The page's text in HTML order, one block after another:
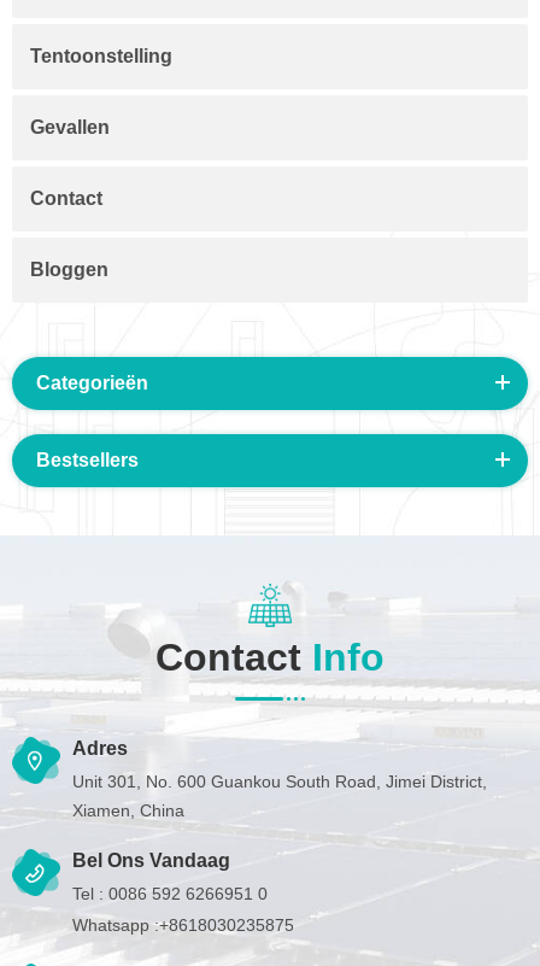
Tentoonstelling
Gevallen
Contact
Bloggen
Categorieën
Bestsellers
Contact Info
Adres
Unit 301, No. 600 Guankou South Road, Jimei District,
Xiamen, China
Bel Ons Vandaag
Tel : 0086 592 6266951 0
Whatsapp :+8618030235875